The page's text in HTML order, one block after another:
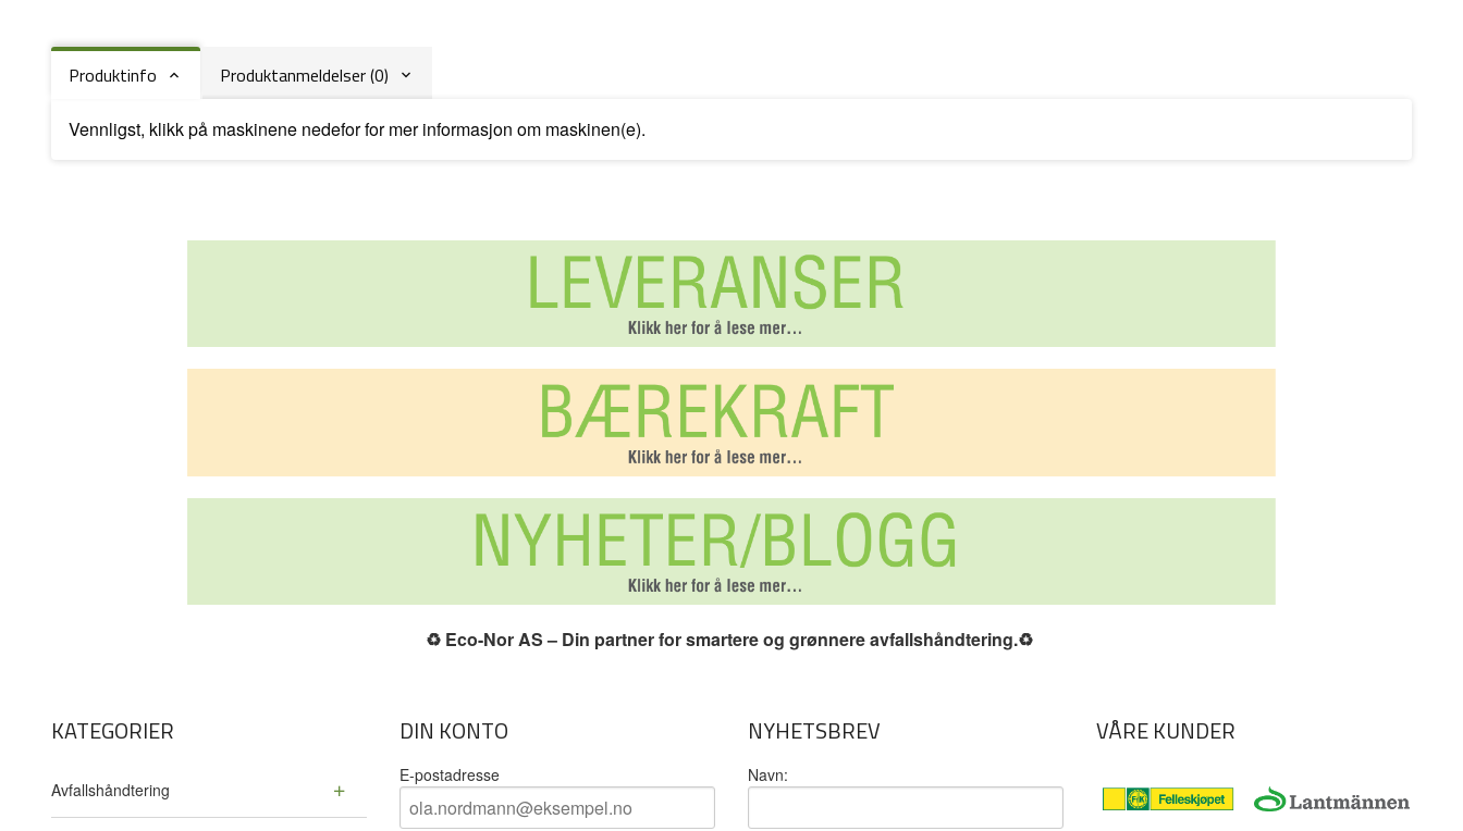
Produktinfo Produktanmeldelser (0)
Vennligst, klikk på maskinene nedefor for mer informasjon om maskinen(e).
♻️ Eco-Nor AS – Din partner for smartere og grønnere avfallshåndtering.♻️
KATEGORIER
Avfallshåndtering
DIN KONTO
E-postadresse
NYHETSBREV
Navn:
VÅRE KUNDER